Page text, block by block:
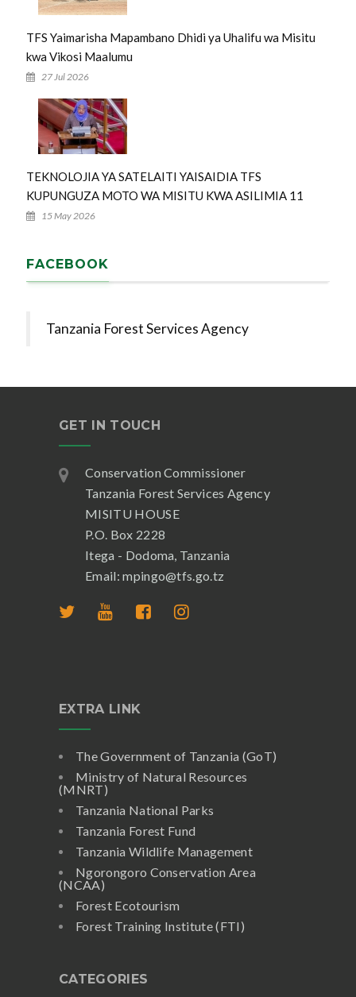
TFS Yaimarisha Mapambano Dhidi ya Uhalifu wa Misitu
kwa Vikosi Maalumu
27 Jul 2026
TEKNOLOJIA YA SATELAITI YAISAIDIA TFS
KUPUNGUZA MOTO WA MISITU KWA ASILIMIA 11
15 May 2026
FACEBOOK
Tanzania Forest Services Agency
GET IN TOUCH
Conservation Commissioner
Tanzania Forest Services Agency
MISITU HOUSE
P.O. Box 2228
Itega - Dodoma, Tanzania
Email: mpingo@tfs.go.tz
EXTRA LINK
The Government of Tanzania (GoT)
Ministry of Natural Resources
(MNRT)
Tanzania National Parks
Tanzania Forest Fund
Tanzania Wildlife Management
Ngorongoro Conservation Area
(NCAA)
Forest Ecotourism
Forest Training Institute (FTI)
CATEGORIES